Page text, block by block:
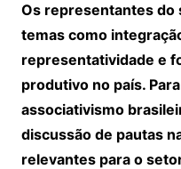
Os representantes
temas como
representatividade e
produtivo no país.
associativismo
discussão de pautas
relevantes para o